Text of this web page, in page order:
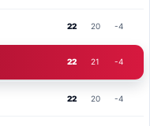
22 20 -4
22 21 -4
22 20 -4